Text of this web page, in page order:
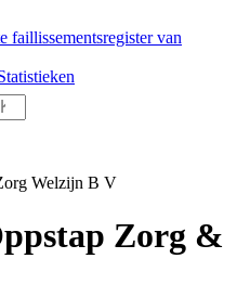
faillissementsregister van
Welzijn B V
Zorg &